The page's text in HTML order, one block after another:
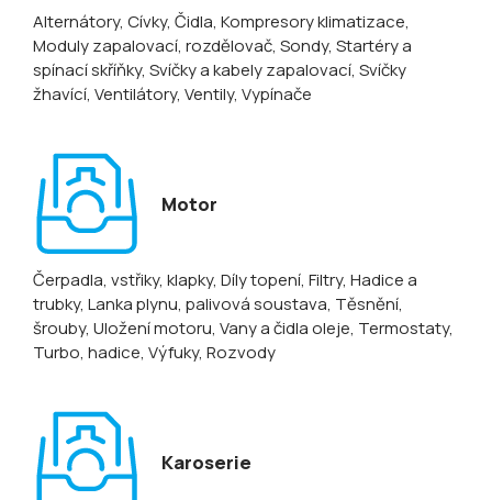
Alternátory, Cívky, Čidla, Kompresory klimatizace,
Moduly zapalovací, rozdělovač, Sondy, Startéry a
spínací skříňky, Svíčky a kabely zapalovací, Svíčky
žhavící, Ventilátory, Ventily, Vypínače
Motor
Čerpadla, vstřiky, klapky, Díly topení, Filtry, Hadice a
trubky, Lanka plynu, palivová soustava, Těsnění,
šrouby, Uložení motoru, Vany a čidla oleje, Termostaty,
Turbo, hadice, Výfuky, Rozvody
Karoserie